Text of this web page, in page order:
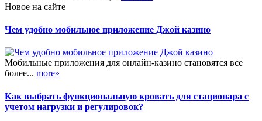
Новое на сайте
Чем удобно мобильное приложение Джой казино
Мобильные приложения для онлайн-казино становятся все
более... more»
Как выбрать функциональную кровать для стационара с
учетом нагрузки и регулировок?